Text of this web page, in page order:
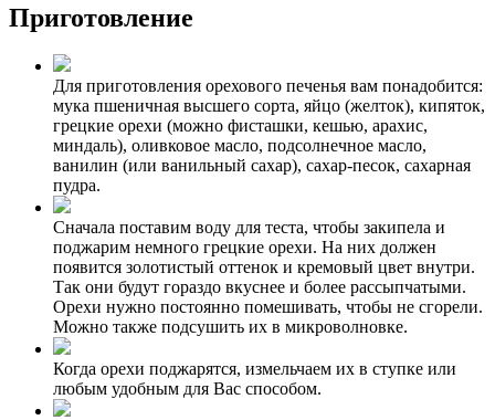
Приготовление
Для приготовления орехового печенья вам понадобится:
мука пшеничная высшего сорта, яйцо (желток), кипяток,
грецкие орехи (можно фисташки, кешью, арахис,
миндаль), оливковое масло, подсолнечное масло,
ванилин (или ванильный сахар), сахар-песок, сахарная
пудра.
Сначала поставим воду для теста, чтобы закипела и
поджарим немного грецкие орехи. На них должен
появится золотистый оттенок и кремовый цвет внутри.
Так они будут гораздо вкуснее и более рассыпчатыми.
Орехи нужно постоянно помешивать, чтобы не сгорели.
Можно также подсушить их в микроволновке.
Когда орехи поджарятся, измельчаем их в ступке или
любым удобным для Вас способом.